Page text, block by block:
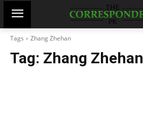
Tags Zhang Zhehan
Tag: Zhang Zhehan